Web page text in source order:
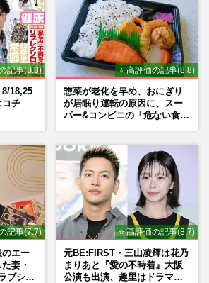
記事(8.3)
18,25
コチ
⭐ 高評価の記事(8.8)
惣菜が老化を早め、おにぎり
が居眠り運転の原因に、スー
パー&コンビニの「危ない食
記事(7.7)
のエー
妻・
ブショ
⭐ 高評価の記事(8.7)
元BE:FIRST・三山凌輝は花乃
まりあと『愛の不時着』大阪
公演も出演、趣里はドラマ